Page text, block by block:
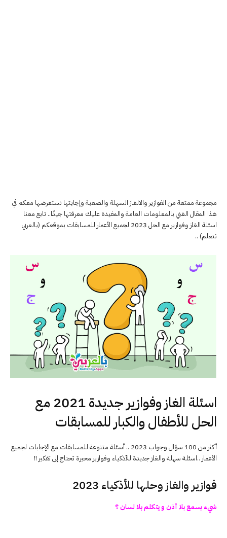
مجموعة ممتعة من الفوازير والالغاز السهلة والصعبة وإجابتها نستعرضها معكم في
هذا المقال الغني بالمعلومات العامة والمفيدة عليك معرفتها جيدًا.. تابع معنا
اسئلة الغاز وفوازير مع الحل 2023 لجميع الأعمار للمسابقات بموقعكم (بالعربي
نتعلم) ..
اسئلة الغاز وفوازير جديدة 2021 مع
الحل للأطفال والكبار للمسابقات
أكثر من 100 سؤال وجواب 2023 .. أسئلة متنوعة للمسابقات مع الإجابات لجميع
الأعمار ..اسئلة سهلة والغاز جديدة للأذكياء وفوازير محيرة تحتاج إلى تفكير !!
فوازير والغاز وحلها للأذكياء 2023
شيء يسمع بلا أذن و يتكلم بلا لسان ؟